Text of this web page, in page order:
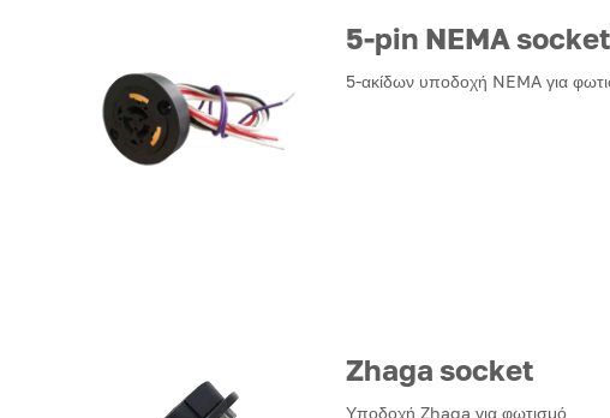
5-pin NEMA socket
5-ακίδων υποδοχή NEMA για
Zhaga socket
Υποδοχή Zhaga για φωτισμό